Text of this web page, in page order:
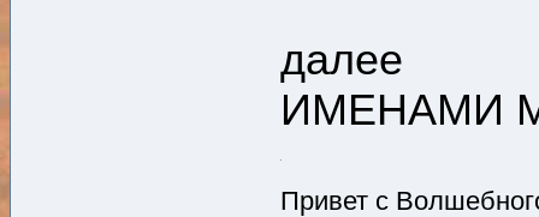
далее
ИМЕНАМИ
Привет с